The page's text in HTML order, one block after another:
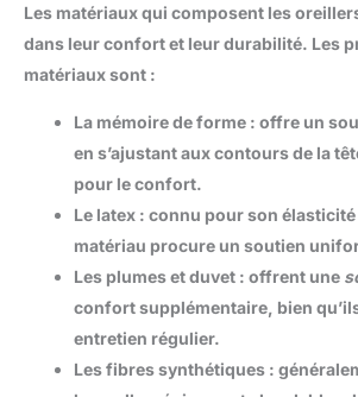
Les matériaux qui composent les
dans leur confort et leur durabilité. Les
matériaux sont :
La mémoire de forme : offre un
en s’ajustant aux contours de la
pour le confort.
Le latex : connu pour son
matériau procure un soutien
Les plumes et duvet : offrent une
confort supplémentaire, bien
entretien régulier.
Les fibres synthétiques :